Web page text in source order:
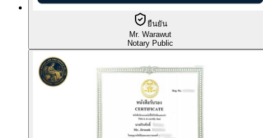
ยืนยัน
Mr. Warawut
Notary Public